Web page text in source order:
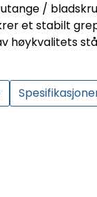
/
et stabilt
høykvalitets